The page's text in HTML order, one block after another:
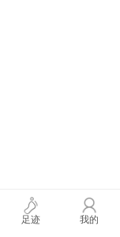
足迹 我的